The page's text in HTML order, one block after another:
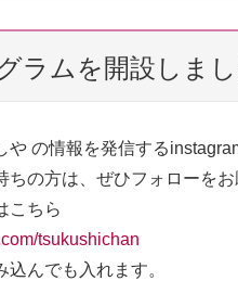
ラムを開設しまし
や の情報を発信する
ちの方は、ぜひフォローをお
こちら
tsukushichan
込んでも入れます。